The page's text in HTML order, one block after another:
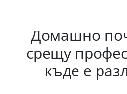
Домашно
срещу
къде е